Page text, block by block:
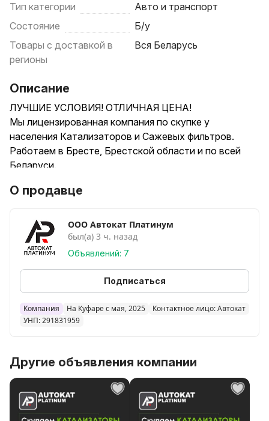
Тип категории
Авто и транспорт
Состояние
Б/у
Товары с доставкой в
регионы
Вся Беларусь
Описание
ЛУЧШИЕ УСЛОВИЯ! ОТЛИЧНАЯ ЦЕНА!
Мы лицензированная компания по скупке у
населения Катализаторов и Сажевых фильтров.
Работаем в Бресте, Брестской области и по всей
Беларуси.
Наш сайт: autokat.by
независимо от их состава, включая Керамические,
Металлические и Сажевые фильтры.
Бесплатный анализ и оценка вашего катализатора.
Вид металла: Pd (Палладий), Pt (Платина), Rh
Работаем на лучших условиях и по выгодным ценам.
Номер лицензии 24230000079462
О продавце
ООО Автокат Платинум
был(а) 3 ч. назад
Объявлений: 7
Подписаться
Компания На Куфаре с мая, 2025
Контактное лицо: Автокат
УНП: 291831959
Другие объявления компании